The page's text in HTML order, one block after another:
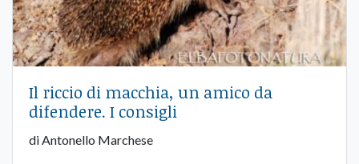
Il riccio di macchia, un amico da
difendere. I consigli
di Antonello Marchese